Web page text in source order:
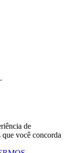
de
que você concorda